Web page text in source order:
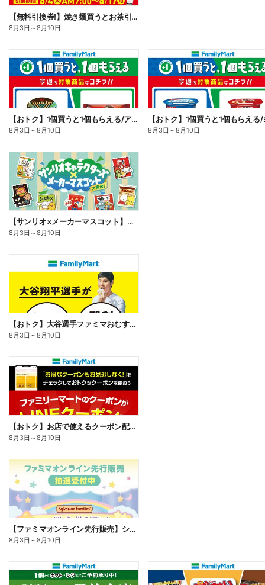
【無料引換券!】焼き麺買うとお茶引換券貰える!
8月3日 ～8月10日
【おトク】1個買うと1個もらえる/アイス
8月3日 ～8月10日 8月3日 ～8月10日
【サンリオ×メーカーマスコット】オリジナルグッズ貰える!
8月3日 ～8月10日
【おトク】大谷選手ファミマおむすび割
8月3日 ～8月10日
【おトク】お店で使えるクーポン配信中
8月3日 ～8月10日
【ファミマオンライン先行販売】シルバニアファミリー
8月3日 ～8月10日